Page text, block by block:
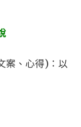
案、心得)：以